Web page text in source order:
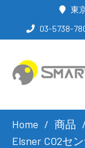
東
03-5738-
Home
商品
Elsner CO2セ